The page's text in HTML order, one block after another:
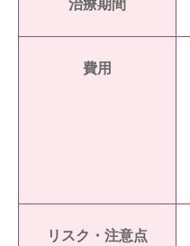
治療期間
費用
リスク・注意点